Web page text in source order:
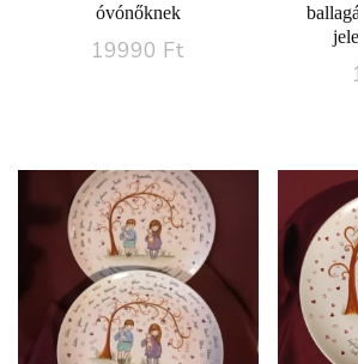
óvónőknek
19990 Ft